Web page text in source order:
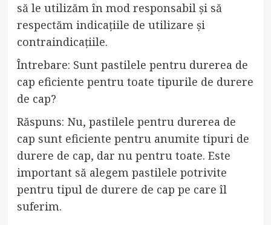
să le utilizăm în mod responsabil și să
respectăm indicațiile de utilizare și
contraindicațiile.
Întrebare: Sunt pastilele pentru durerea de
cap eficiente pentru toate tipurile de durere
de cap?
Răspuns: Nu, pastilele pentru durerea de
cap sunt eficiente pentru anumite tipuri de
durere de cap, dar nu pentru toate. Este
important să alegem pastilele potrivite
pentru tipul de durere de cap pe care îl
suferim.